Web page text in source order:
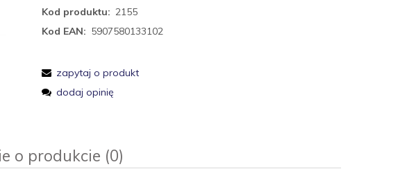
Kod produktu: 2155
Kod EAN: 5907580133102
zapytaj o produkt
dodaj opinię
o produkcie (0)